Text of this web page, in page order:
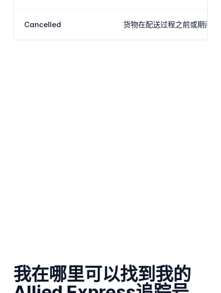
Cancelled 货物在配送过程之前或期间
我在哪里可以找到我的